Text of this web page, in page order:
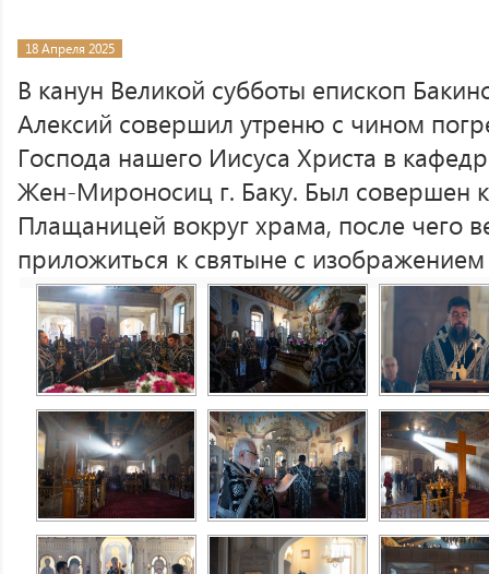
18 Апреля 2025
В канун Великой субботы епископ
Алексий совершил утреню с чином
Господа нашего Иисуса Христа в
Жен-Мироносиц г. Баку. Был совершен
Плащаницей вокруг храма, после чего
приложиться к святыне с